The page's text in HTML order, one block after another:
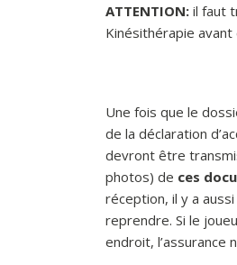
ATTENTION: il faut
Kinésithérapie avant
Une fois que le
de la déclaration
devront être
photos) de ces
réception, il y a aussi
reprendre. Si le
endroit, l’assurance